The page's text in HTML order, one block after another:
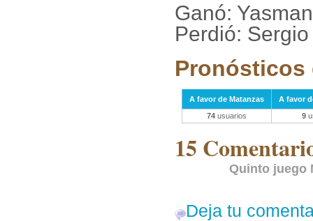
Ganó:
Perdió:
Pronósticos
A favor de Matanzas
A favor
74 usuarios 9
15
Quinto juego
Deja tu